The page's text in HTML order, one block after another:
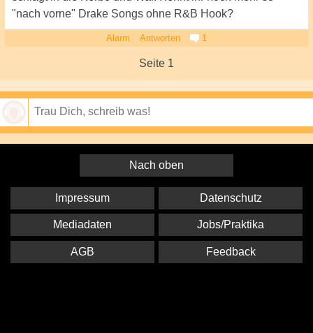
"nach vorne" Drake Songs ohne R&B Hook?
Alarm Antworten 1
Seite 1
Nach oben
Impressum Datenschutz
Mediadaten Jobs/Praktika
AGB Feedback